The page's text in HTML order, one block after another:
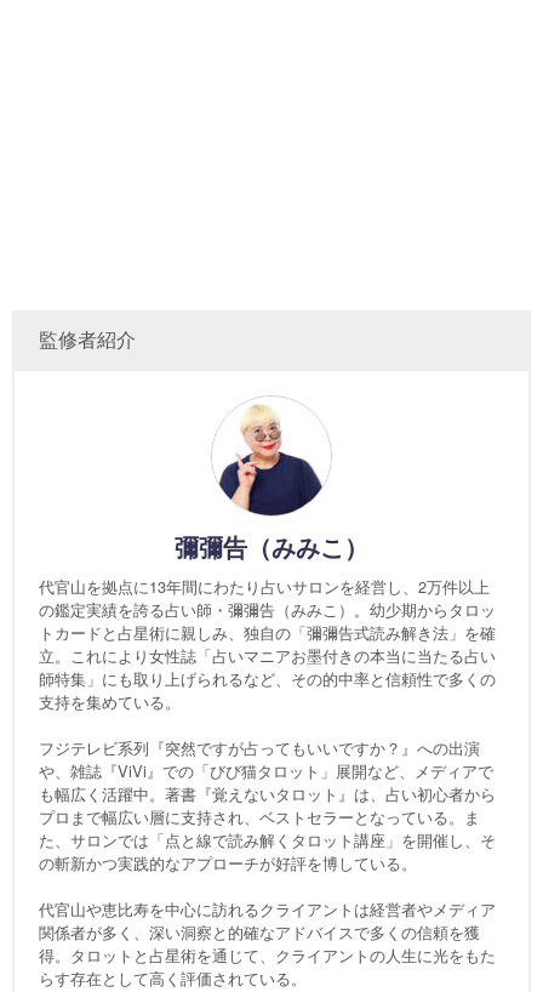
監修者紹介
彌彌告（みみこ）
代官山を拠点に13年間にわたり占いサロンを経営し、2万件以上
の鑑定実績を誇る占い師・彌彌告（みみこ）。幼少期からタロッ
トカードと占星術に親しみ、独自の「彌彌告式読み解き法」を確
立。これにより女性誌「占いマニアお墨付きの本当に当たる占い
師特集」にも取り上げられるなど、その的中率と信頼性で多くの
支持を集めている。
フジテレビ系列『突然ですが占ってもいいですか？』への出演
や、雑誌『ViVi』での「びび猫タロット」展開など、メディアで
も幅広く活躍中。著書『覚えないタロット』は、占い初心者から
プロまで幅広い層に支持され、ベストセラーとなっている。ま
た、サロンでは「点と線で読み解くタロット講座」を開催し、そ
の斬新かつ実践的なアプローチが好評を博している。
代官山や恵比寿を中心に訪れるクライアントは経営者やメディア
関係者が多く、深い洞察と的確なアドバイスで多くの信頼を獲
得。タロットと占星術を通じて、クライアントの人生に光をもた
らす存在として高く評価されている。